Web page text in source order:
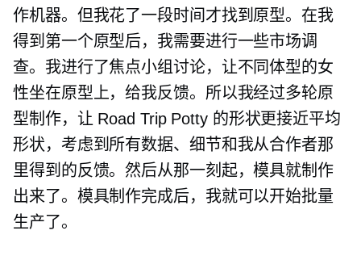
作机器。但我花了一段时间才找到原型。在我
得到第一个原型后，我需要进行一些市场调
查。我进行了焦点小组讨论，让不同体型的女
性坐在原型上，给我反馈。所以我经过多轮原
型制作，让 Road Trip Potty 的形状更接近平均
形状，考虑到所有数据、细节和我从合作者那
里得到的反馈。然后从那一刻起，模具就制作
出来了。模具制作完成后，我就可以开始批量
生产了。